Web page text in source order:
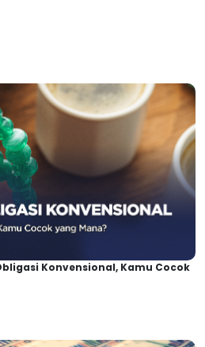
Konvensional, Kamu Cocok